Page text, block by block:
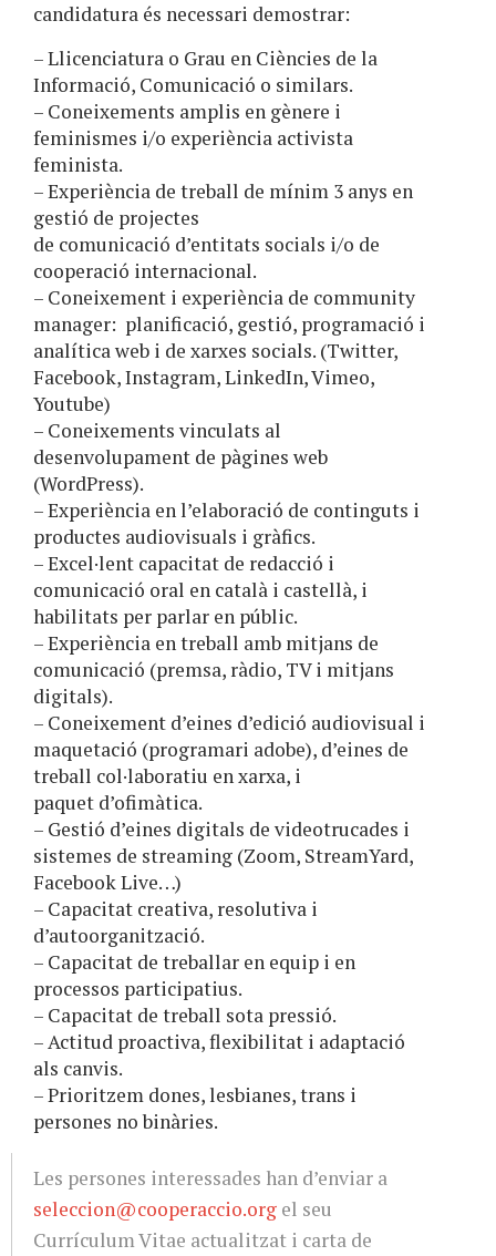
candidatura és necessari demostrar:
– Llicenciatura o Grau en Ciències de la
Informació, Comunicació o similars.
– Coneixements amplis en gènere i
feminismes i/o experiència activista
feminista.
– Experiència de treball de mínim 3 anys en
gestió de projectes
de comunicació d’entitats socials i/o de
cooperació internacional.
– Coneixement i experiència de community
manager: planificació, gestió, programació i
analítica web i de xarxes socials. (Twitter,
Facebook, Instagram, LinkedIn, Vimeo,
Youtube)
– Coneixements vinculats al
desenvolupament de pàgines web
(WordPress).
– Experiència en l’elaboració de continguts i
productes audiovisuals i gràfics.
– Excel·lent capacitat de redacció i
comunicació oral en català i castellà, i
habilitats per parlar en públic.
– Experiència en treball amb mitjans de
comunicació (premsa, ràdio, TV i mitjans
digitals).
– Coneixement d’eines d’edició audiovisual i
maquetació (programari adobe), d’eines de
treball col·laboratiu en xarxa, i
paquet d’ofimàtica.
– Gestió d’eines digitals de videotrucades i
sistemes de streaming (Zoom, StreamYard,
Facebook Live…)
– Capacitat creativa, resolutiva i
d’autoorganització.
– Capacitat de treballar en equip i en
processos participatius.
– Capacitat de treball sota pressió.
– Actitud proactiva, flexibilitat i adaptació
als canvis.
– Prioritzem dones, lesbianes, trans i
persones no binàries.
Les persones interessades han d’enviar a
seleccion@cooperaccio.org el seu
Currículum Vitae actualitzat i carta de